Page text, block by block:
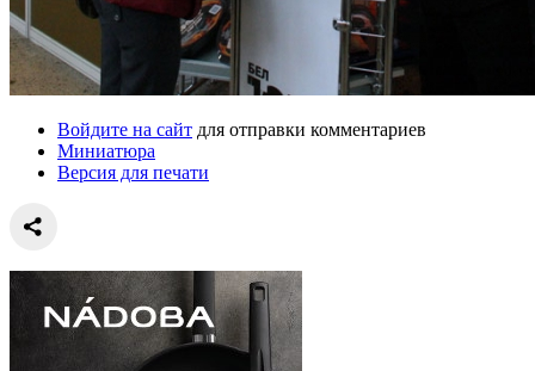
Войдите на сайт для отправки комментариев
Миниатюра
Версия для печати